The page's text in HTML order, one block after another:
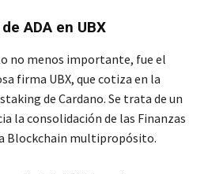
ADA en UBX
no menos importante, fue el
firma UBX, que cotiza en la
de Cardano. Se trata de un
la consolidación de las Finanzas
Blockchain multipropósito.